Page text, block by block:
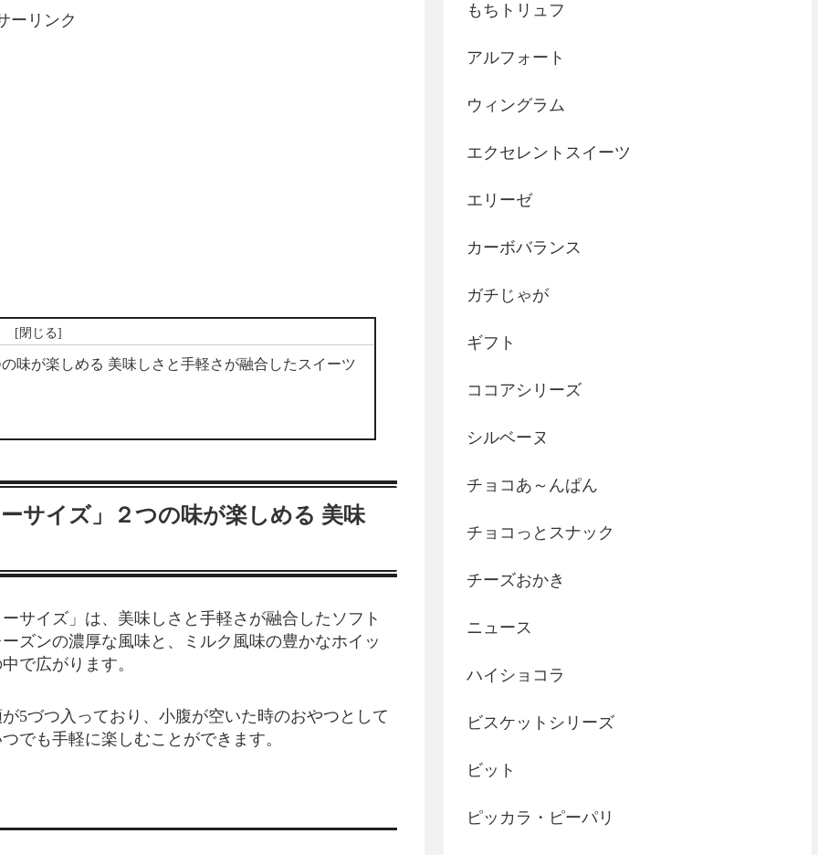
ーリンク
味が楽しめる 美味しさと手軽さが融合したスイーツ
サイズ」２つの味が楽しめる 美味
サイズ」は、美味しさと手軽さが融合したソフト
ズンの濃厚な風味と、ミルク風味の豊かなホイッ
で広がります。
5づつ入っており、小腹が空いた時のおやつとして
でも手軽に楽しむことができます。
もちトリュフ
アルフォート
ウィングラム
エクセレントスイーツ
エリーゼ
カーボバランス
ガチじゃが
ギフト
ココアシリーズ
シルベーヌ
チョコあ～んぱん
チョコっとスナック
チーズおかき
ニュース
ハイショコラ
ビスケットシリーズ
ビット
ピッカラ・ピーパリ